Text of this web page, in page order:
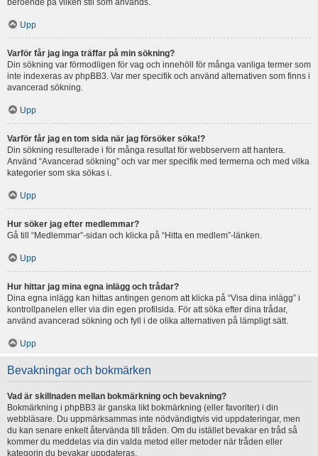
beroende på vilken stil som används.
Upp
Varför får jag inga träffar på min sökning?
Din sökning var förmodligen för vag och innehöll för många vanliga termer som
inte indexeras av phpBB3. Var mer specifik och använd alternativen som finns i
avancerad sökning.
Upp
Varför får jag en tom sida när jag försöker söka!?
Din sökning resulterade i för många resultat för webbservern att hantera.
Använd “Avancerad sökning” och var mer specifik med termerna och med vilka
kategorier som ska sökas i.
Upp
Hur söker jag efter medlemmar?
Gå till “Medlemmar”-sidan och klicka på “Hitta en medlem”-länken.
Upp
Hur hittar jag mina egna inlägg och trådar?
Dina egna inlägg kan hittas antingen genom att klicka på “Visa dina inlägg” i
kontrollpanelen eller via din egen profilsida. För att söka efter dina trådar,
använd avancerad sökning och fyll i de olika alternativen på lämpligt sätt.
Upp
Bevakningar och bokmärken
Vad är skillnaden mellan bokmärkning och bevakning?
Bokmärkning i phpBB3 är ganska likt bokmärkning (eller favoriter) i din
webbläsare. Du uppmärksammas inte nödvändigtvis vid uppdateringar, men
du kan senare enkelt återvända till tråden. Om du istället bevakar en tråd så
kommer du meddelas via din valda metod eller metoder när tråden eller
kategorin du bevakar uppdateras.